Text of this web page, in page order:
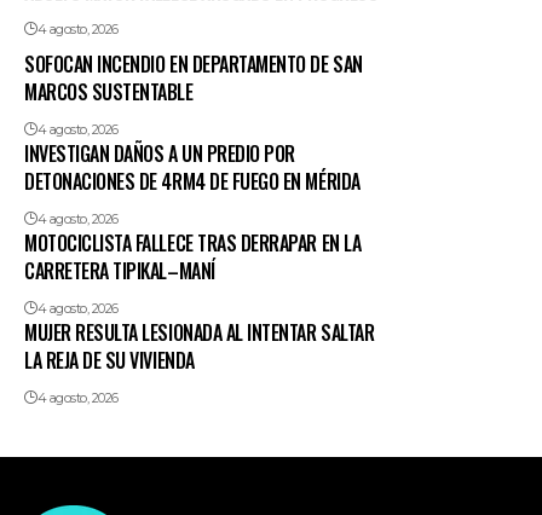
4 agosto, 2026
SOFOCAN INCENDIO EN DEPARTAMENTO DE SAN
MARCOS SUSTENTABLE
4 agosto, 2026
INVESTIGAN DAÑOS A UN PREDIO POR
DETONACIONES DE 4RM4 DE FUEGO EN MÉRIDA
4 agosto, 2026
MOTOCICLISTA FALLECE TRAS DERRAPAR EN LA
CARRETERA TIPIKAL–MANÍ
4 agosto, 2026
MUJER RESULTA LESIONADA AL INTENTAR SALTAR
LA REJA DE SU VIVIENDA
4 agosto, 2026